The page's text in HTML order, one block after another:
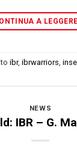
A LEGGERE
ibr, ibrwarriors,
NEWS
IBR – G.